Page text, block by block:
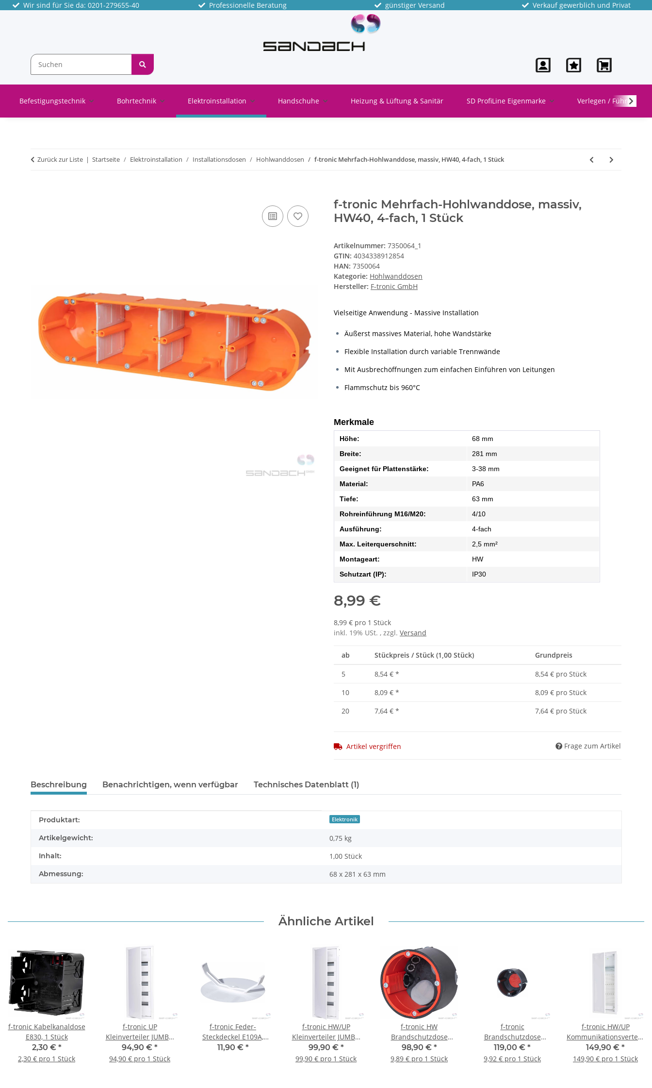
Wir sind für Sie da: 0201-279655-40 Professionelle Beratung günstiger Versand Verkauf gewerblich und Privat
Befestigungstechnik Bohrtechnik Elektroinstallation Handschuhe Heizung & Lüftung & Sanitär SD ProfiLine Eigenmarke Verlegen / Führen
Zurück zur Liste Startseite Elektroinstallation Installationsdosen Hohlwanddosen f-tronic Mehrfach-Hohlwanddose, massiv, HW40, 4-fach, 1 Stück
f-tronic Mehrfach-Hohlwanddose, massiv,
HW40, 4-fach, 1 Stück
Artikelnummer: 7350064_1
GTIN: 4034338912854
HAN: 7350064
Kategorie: Hohlwanddosen
Hersteller: F-tronic GmbH
Vielseitige Anwendung - Massive Installation
Äußerst massives Material, hohe Wandstärke
Flexible Installation durch variable Trennwände
Mit Ausbrechöffnungen zum einfachen Einführen von Leitungen
Flammschutz bis 960°C
Merkmale
Höhe:
68 mm
Breite:
281 mm
Geeignet für Plattenstärke:
3-38 mm
Material:
PA6
Tiefe:
63 mm
Rohreinführung M16/M20:
4/10
Ausführung:
4-fach
Max. Leiterquerschnitt:
2,5 mm²
Montageart:
HW
Schutzart (IP):
IP30
8,99 €
8,99 € pro 1 Stück
inkl. 19% USt. , zzgl. Versand
ab Stückpreis / Stück (1,00 Stück) Grundpreis
5 8,54 € *
8,54 € pro Stück
10
8,09 € *
8,09 € pro Stück
20
7,64 € * 7,64 € pro Stück
Artikel vergriffen Frage zum Artikel
Beschreibung Benachrichtigen, wenn verfügbar Technisches Datenblatt (1)
Produkteigenschaft
Wert
Produktart: Elektronik
Artikelgewicht: 0,75 kg
Inhalt: 1,00 Stück
Abmessung: 68 x 281 x 63 mm
Ähnliche Artikel
f-tronic Kabelkanaldose
E830, 1 Stück
2,30 € *
2,30 € pro 1 Stück
f-tronic UP
Kleinverteiler JUMBO
UPV60+10ST, 5-reihig
94,90 € *
94,90 € pro 1 Stück
f-tronic Feder-
Steckdeckel E109A,
60mm, 50 Stück
11,90 € *
f-tronic HW/UP
Kleinverteiler JUMBO
60+10, 5-reihig
99,90 € *
99,90 € pro 1 Stück
f-tronic HW
Brandschutzdose
BS2700 mit
Durchstoßmembran,
98,90 € *
9,89 € pro 1 Stück
f-tronic
Brandschutzdose
BS115, 45mm tief,
Fräsloch Ø 74 mm, 12
119,00 € *
9,92 € pro 1 Stück
f-tronic HW/UP
Kommunikationsverteiler
JUMBO48K, 4-reihig
149,90 € *
149,90 € pro 1 Stück